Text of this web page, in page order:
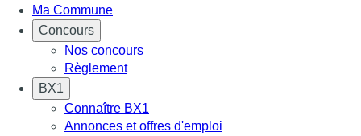
Ma Commune
Concours
Nos concours
Règlement
BX1
Connaître BX1
Annonces et offres d'emploi